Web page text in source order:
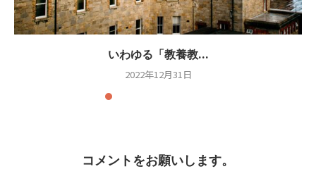
いわゆる「教養教...
2022年12月31日
コメントをお願いします。